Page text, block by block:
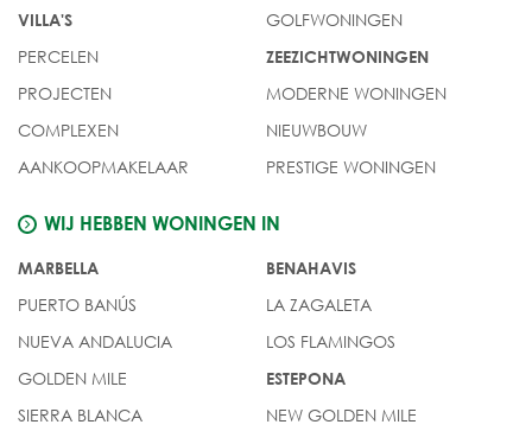
VILLA'S
PERCELEN
PROJECTEN
COMPLEXEN
AANKOOPMAKELAAR
GOLFWONINGEN
ZEEZICHTWONINGEN
MODERNE WONINGEN
NIEUWBOUW
PRESTIGE WONINGEN
WIJ HEBBEN WONINGEN IN
MARBELLA
PUERTO BANÚS
NUEVA ANDALUCIA
GOLDEN MILE
SIERRA BLANCA
BENAHAVIS
LA ZAGALETA
LOS FLAMINGOS
ESTEPONA
NEW GOLDEN MILE